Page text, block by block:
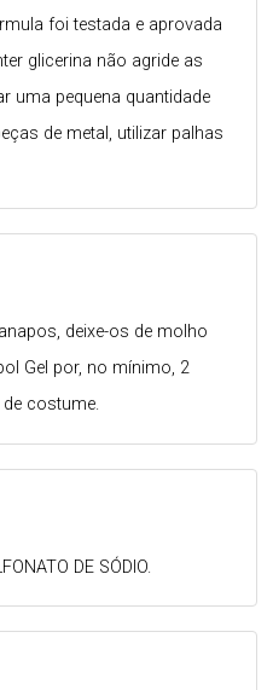
DE SÓDIO.
deixe-os de molho
Gel por, no mínimo, 2
costume.
foi testada e aprovada
glicerina não agride as
uma pequena quantidade
de metal, utilizar palhas